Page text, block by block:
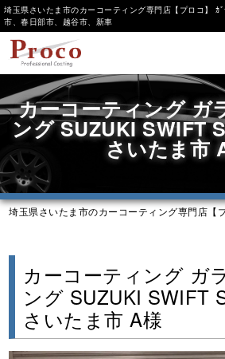
to
main
content
埼玉県さいたま市のカーコーティング専門店【プロコ】 ｶ
市、春日部市、越谷市、新車
カーコーティング ガ
ング SUZUKI SWIFT
さいたま市
埼玉県さいたま市のカーコーティング専門店【
カーコーティング ガ
ング SUZUKI SWIFT
さいたま市 A様